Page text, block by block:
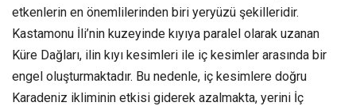
etkenlerin en önemlilerinden biri yeryüzü şekilleridir.
Kastamonu İli’nin kuzeyinde kıyıya paralel olarak uzanan
Küre Dağları, ilin kıyı kesimleri ile iç kesimler arasında bir
engel oluşturmaktadır. Bu nedenle, iç kesimlere doğru
Karadeniz ikliminin etkisi giderek azalmakta, yerini İç